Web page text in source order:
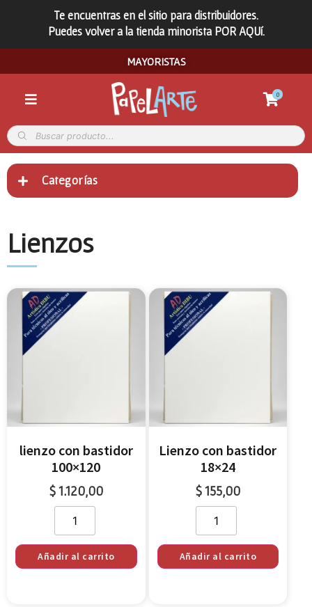
Te encuentras en el sitio para distribuidores.
Puedes volver a la tienda minorista POR AQUí.
MAYORISTAS
0
Categorías
Lienzos
lienzo con bastidor
100×120
$1.120,00
Añadir al carrito
Lienzo con bastidor
18×24
$155,00
Añadir al carrito